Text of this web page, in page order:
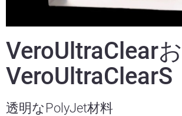
VeroUltraClear
VeroUltraClearS
透明なPolyJet材料